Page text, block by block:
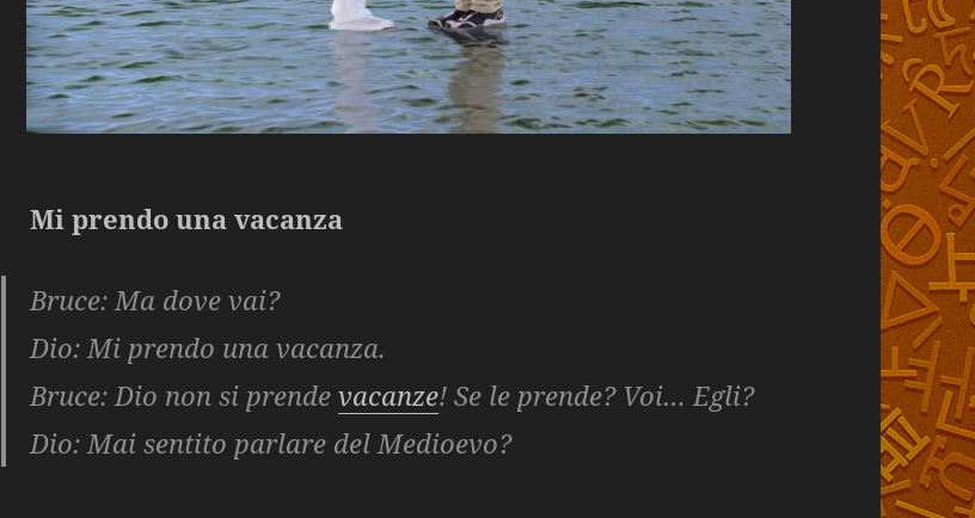
Mi prendo una vacanza
Bruce: Ma dove vai?
Dio: Mi prendo una vacanza.
Bruce: Dio non si prendevacanze! Se le prende? Voi… Egli?
Dio: Mai sentito parlare del Medioevo?